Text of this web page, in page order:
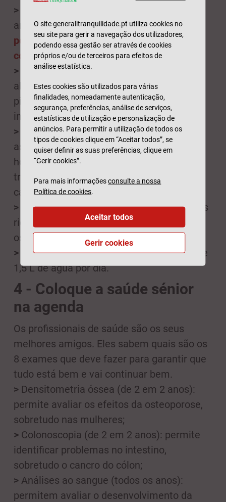
>
aromáticas: sabia que mais de80% dos
portugueses com mais de 65 anos
consome sal a mais?
> Se tiver dificuldade em mastigar alguns
alimentos, opte por pratos ralados ou
picados, mas não deixe de consumir os
ingredientes adequados para a sua saúde;
> Privilegie alimentos ricos em fibra como
as leguminosas (feijão ou grão), os
hortícolas e a fruta para melhorar o
trânsito intestinal e reduzir o risco
cardiovascular e de colesterol;
> Ingira leite, derivados do leite e alimentos
ricos em cálcio para prevenir a
osteoporose;
> Mantenha-se hidratado bebendo cerca de
1,5 L de água por dia.
4 - Coloque a saúde sénior
na agenda
Os profissionais de saúde são os seus
melhores amigos. Eles sabem quais são os
8 exames que deve fazer para garantir que
tudo está bem e vai continuar bem.
> Densitometria óssea (de 2 em 2 anos):
permite avaliar os efeitos da osteoporose,
sobretudo nas mulheres;
> Colonoscopia (de 2 em 2 anos): permite
identificar problemas no intestino,
sobretudo o cancro do cólon;
> Análises ao sangue (todos os anos):
permitem avaliar o desenvolvimento da
O site generalitranquilidade.pt utiliza cookies no
seu site para gerir a navegação dos utilizadores,
podendo essa gestão ser através de cookies
próprios e/ou de terceiros para efeitos de
análise estatística.
Estes cookies são utilizados para várias
finalidades, nomeadamente autenticação,
segurança, preferências, análise de serviços,
estatísticas de utilização e personalização de
anúncios. Para permitir a utilização de todos os
tipos de cookies clique em “Aceitar todos”, se
quiser definir as suas preferências, clique em
“Gerir cookies”.
Para mais informaçõesconsulte a nossa
Política de cookies.
Gerir cookies
Aceitar todos